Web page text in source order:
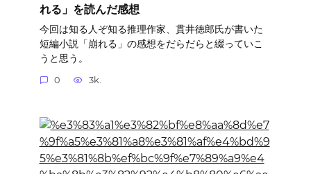
れる」を読んだ感想
今回は知る人ぞ知る推理作家、貫井徳郎氏が書いた
短編小説「崩れる」の感想をだらだらと綴っていこ
うと思う。
0 3k.